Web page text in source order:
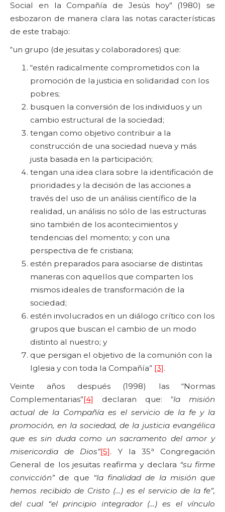
Social en la Compañía de Jesús hoy” (1980) se
esbozaron de manera clara las notas características
de este trabajo:
“un grupo (de jesuitas y colaboradores) que:
“estén radicalmente comprometidos con la
promoción de la justicia en solidaridad con los
pobres;
busquen la conversión de los individuos y un
cambio estructural de la sociedad;
tengan como objetivo contribuir a la
construcción de una sociedad nueva y más
justa basada en la participación;
tengan una idea clara sobre la identificación de
prioridades y la decisión de las acciones a
través del uso de un análisis científico de la
realidad, un análisis no sólo de las estructuras
sino también de los acontecimientos y
tendencias del momento; y con una
perspectiva de fe cristiana;
estén preparados para asociarse de distintas
maneras con aquellos que comparten los
mismos ideales de transformación de la
sociedad;
estén involucrados en un diálogo crítico con los
grupos que buscan el cambio de un modo
distinto al nuestro; y
que persigan el objetivo de la comunión con la
Iglesia y con toda la Compañía” [3].
Veinte años después (1998) las “Normas
Complementarias”[4] declaran que: "la misión
actual de la Compañía es el servicio de la fe y la
promoción, en la sociedad, de la justicia evangélica
que es sin duda como un sacramento del amor y
misericordia de Dios”[5]. Y la 35ª Congregación
General de los jesuitas reafirma y declara “su firme
convicción”de que “la finalidad de la misión que
hemos recibido de Cristo (…) es el servicio de la fe”,
del cual “el principio integrador (…) es el vínculo